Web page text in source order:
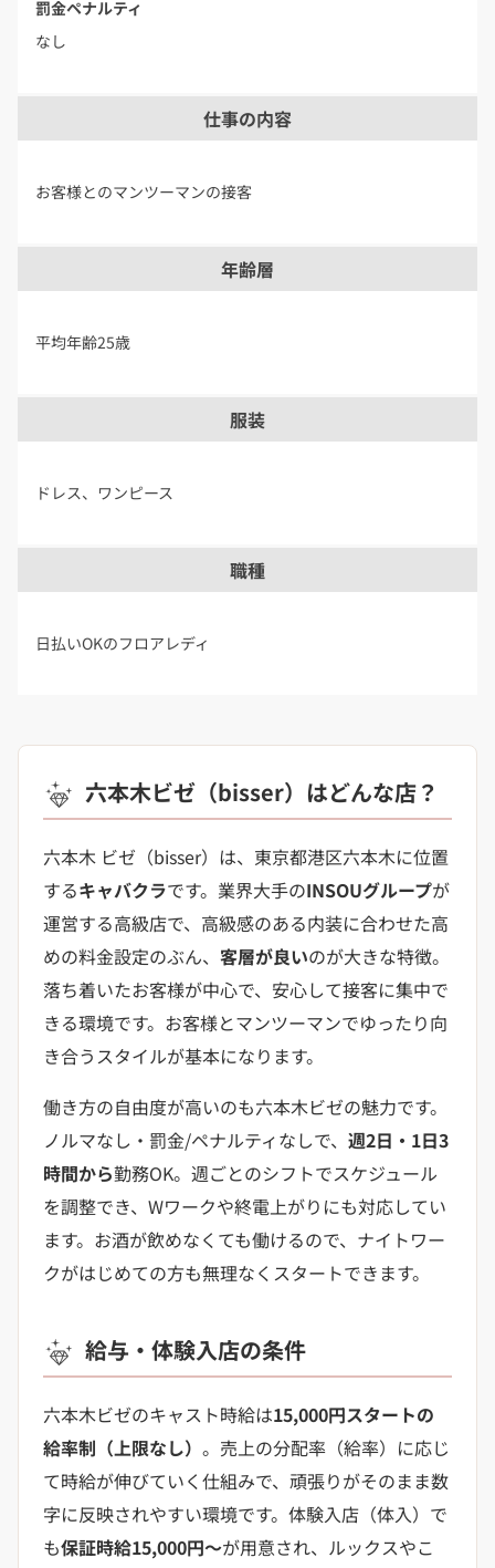
罰金ペナルティ
なし
仕事の内容
お客様とのマンツーマンの接客
年齢層
平均年齢25歳
服装
ドレス、ワンピース
職種
日払いOKのフロアレディ
六本木ビゼ（bisser）はどんな店？
六本木 ビゼ（bisser）は、東京都港区六本木に位置
するキャバクラです。業界大手のINSOUグループが
運営する高級店で、高級感のある内装に合わせた高
めの料金設定のぶん、客層が良いのが大きな特徴。
落ち着いたお客様が中心で、安心して接客に集中で
きる環境です。お客様とマンツーマンでゆったり向
き合うスタイルが基本になります。
働き方の自由度が高いのも六本木ビゼの魅力です。
ノルマなし・罰金/ペナルティなしで、週2日・1日3
時間から勤務OK。週ごとのシフトでスケジュール
を調整でき、Wワークや終電上がりにも対応してい
ます。お酒が飲めなくても働けるので、ナイトワー
クがはじめての方も無理なくスタートできます。
給与・体験入店の条件
六本木ビゼのキャスト時給は15,000円スタートの
給率制（上限なし）。売上の分配率（給率）に応じ
て時給が伸びていく仕組みで、頑張りがそのまま数
字に反映されやすい環境です。体験入店（体入）で
も保証時給15,000円〜が用意され、ルックスやこ